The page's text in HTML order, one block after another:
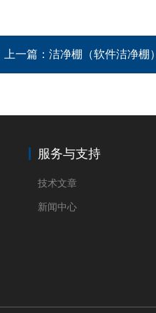
上一篇： 洁净棚（软件洁净棚）
服务与支持
技术文章
新闻中心